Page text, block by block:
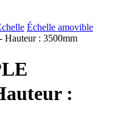
Échelle amovible
: 3500mm
: